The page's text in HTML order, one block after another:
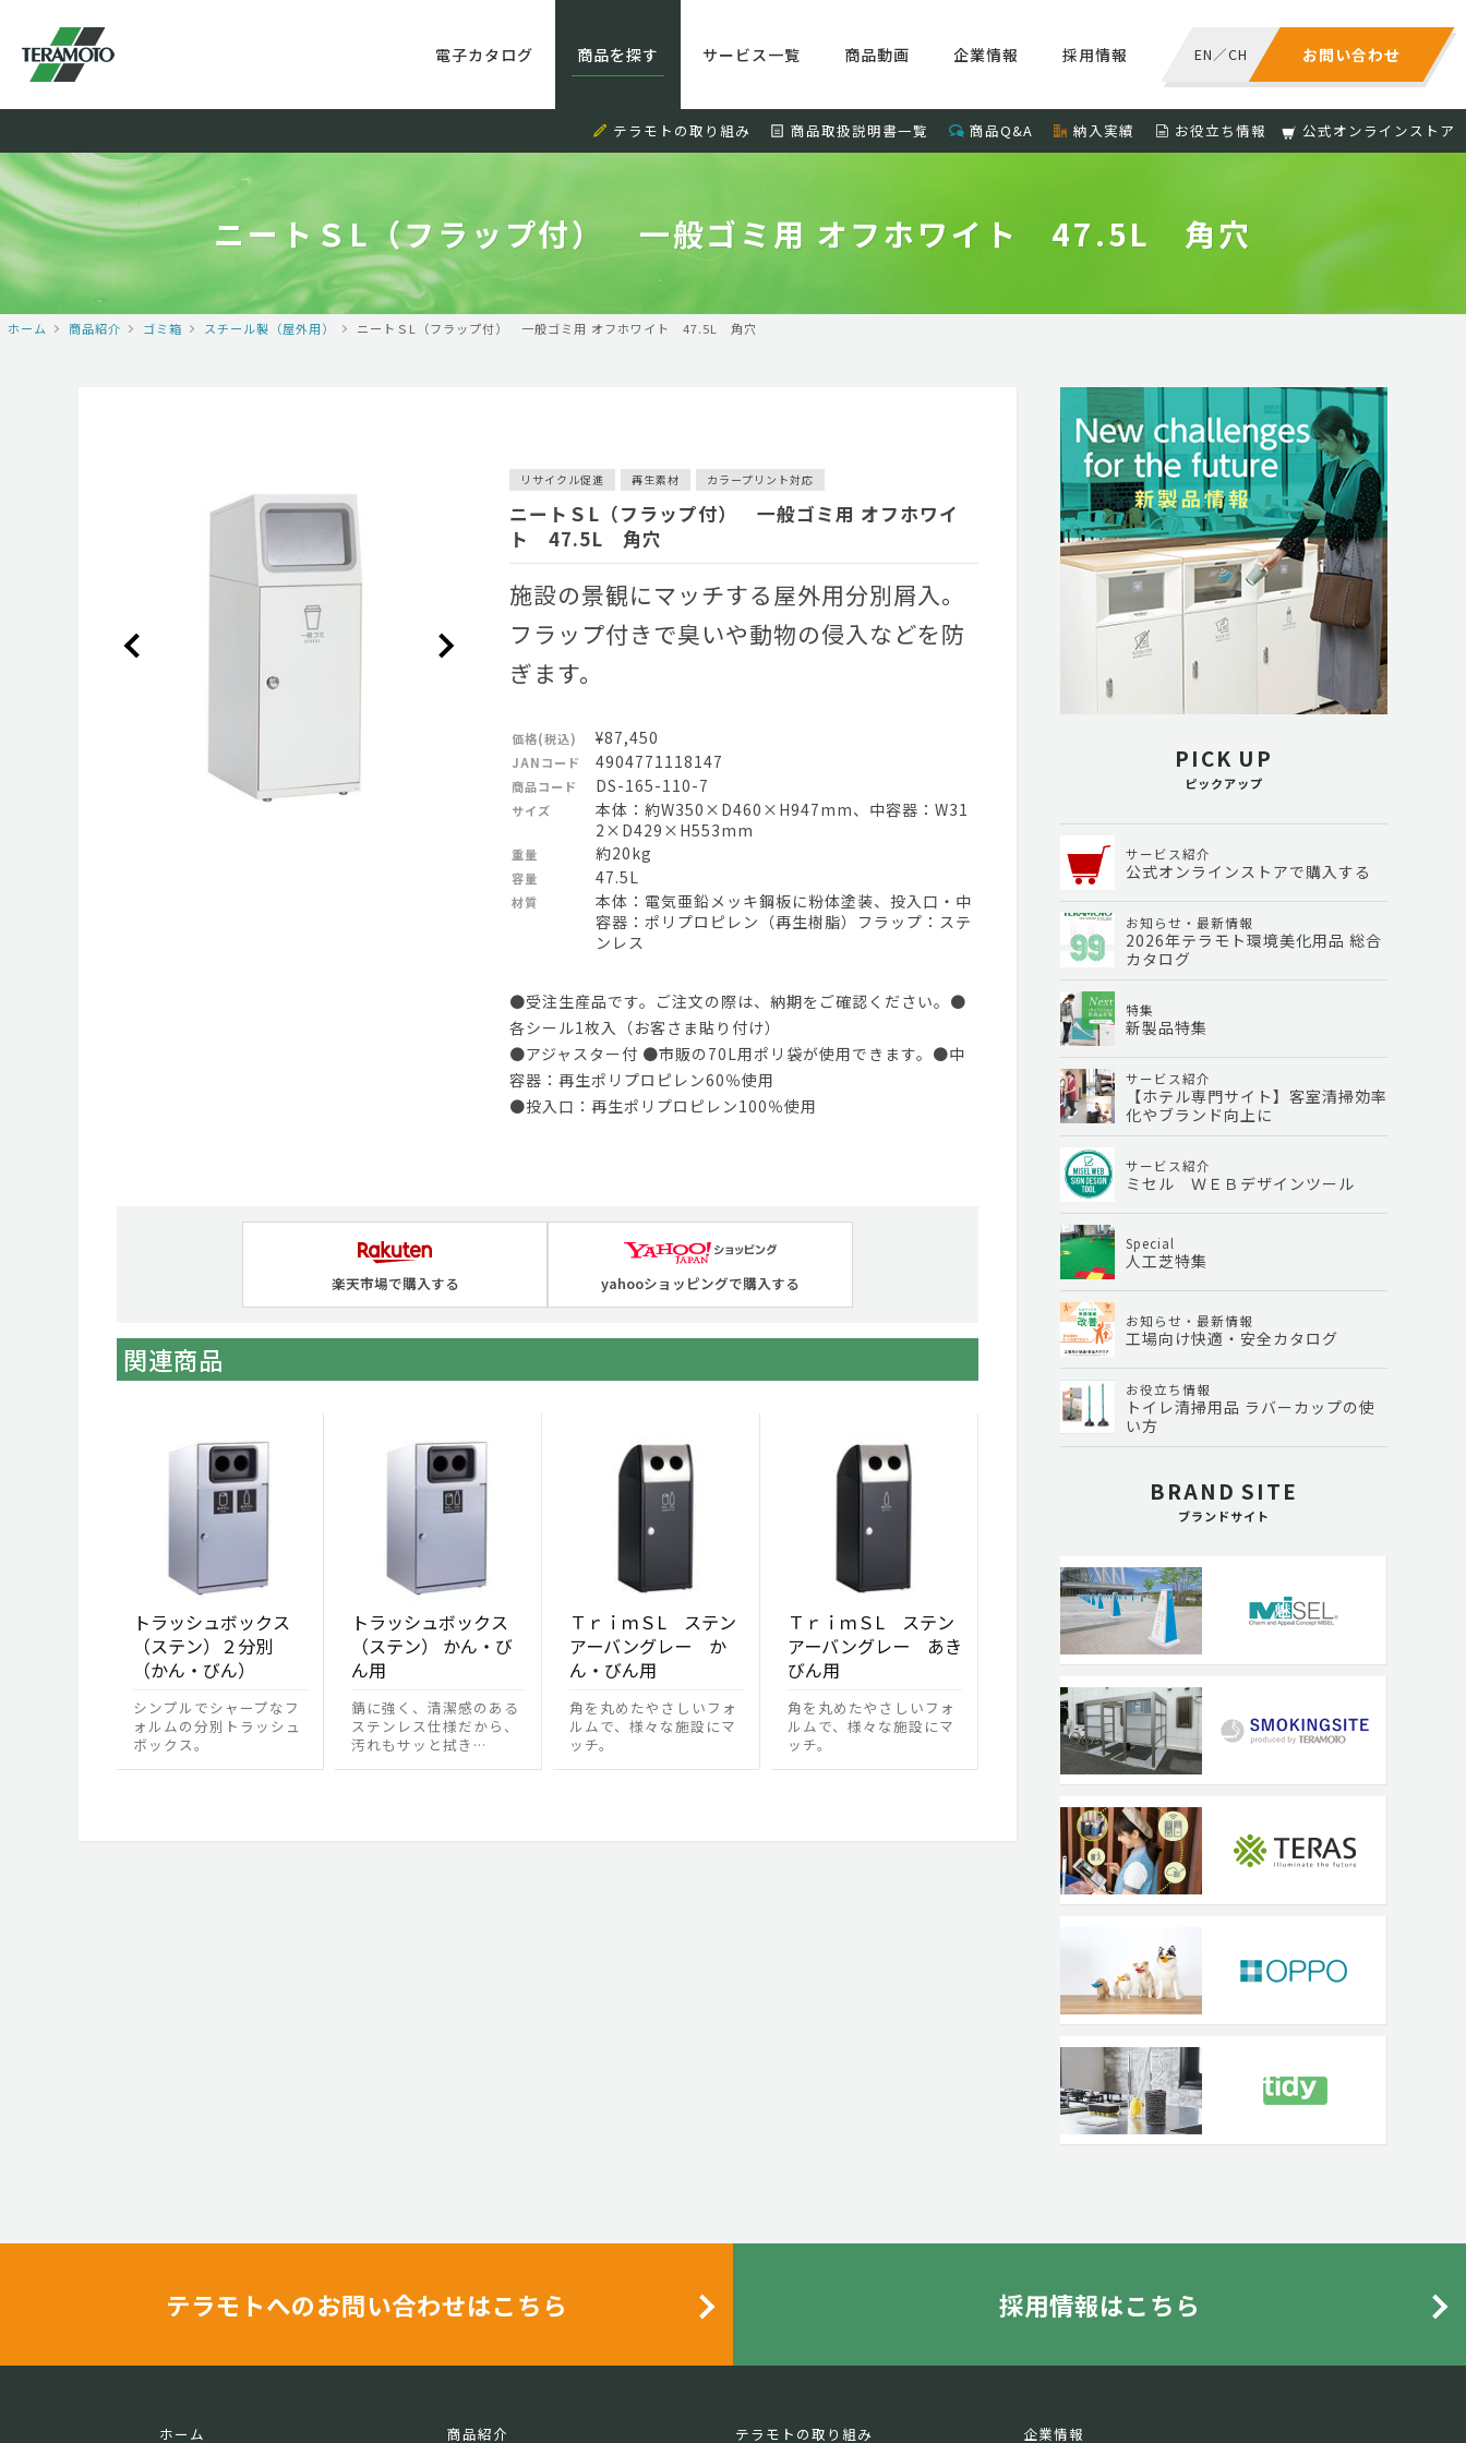
お問い合わせ
EN／CH
電子カタログ 商品を探す サービス一覧 商品動画 企業情報 採用情報
テラモトの取り組み 商品取扱説明書一覧 商品Q&A 納入実績 お役立ち情報 公式オンラインストア
ニートＳL（フラップ付） 一般ゴミ用 オフホワイト 47.5L 角穴
ホーム 商品紹介 ゴミ箱 スチール製（屋外用） ニートＳL（フラップ付） 一般ゴミ用 オフホワイト 47.5L 角穴
リサイクル促進 再生素材 カラープリント対応
ニートＳL（フラップ付） 一般ゴミ用 オフホワイ
ト 47.5L 角穴
施設の景観にマッチする屋外用分別屑入。
フラップ付きで臭いや動物の侵入などを防
ぎます。
価格(税込) ¥87,450
JANコード 4904771118147
商品コード DS-165-110-7
サイズ
本体：約W350×D460×H947mm、中容器：W31
2×D429×H553mm
重量 約20kg
容量 47.5L
材質
本体：電気亜鉛メッキ鋼板に粉体塗装、投入口・中
容器：ポリプロピレン（再生樹脂）フラップ：ステ
ンレス
●受注生産品です。ご注文の際は、納期をご確認ください。●
各シール1枚入（お客さま貼り付け）
●アジャスター付 ●市販の70L用ポリ袋が使用できます。●中
容器：再生ポリプロピレン60％使用
●投入口：再生ポリプロピレン100％使用
楽天市場で購入する yahooショッピングで購入する
関連商品
トラッシュボックス
（ステン）２分別
（かん・びん）
シンプルでシャープなフ
ォルムの分別トラッシュ
ボックス。
トラッシュボックス
（ステン） かん・び
ん用
錆に強く、清潔感のある
ステンレス仕様だから、
汚れもサッと拭き…
ＴｒｉｍＳL ステン
アーバングレー か
ん・びん用
角を丸めたやさしいフォ
ルムで、様々な施設にマ
ッチ。
ＴｒｉｍＳL ステン
アーバングレー あき
びん用
角を丸めたやさしいフォ
ルムで、様々な施設にマ
ッチ。
PICK UP
ピックアップ
サービス紹介
公式オンラインストアで購入する
お知らせ・最新情報
2026年テラモト環境美化用品 総合
カタログ
特集
新製品特集
サービス紹介
【ホテル専門サイト】客室清掃効率
化やブランド向上に
サービス紹介
ミセル ＷＥＢデザインツール
Special
人工芝特集
お知らせ・最新情報
工場向け快適・安全カタログ
お役立ち情報
トイレ清掃用品 ラバーカップの使
い方
BRAND SITE
ブランドサイト
テラモトへのお問い合わせはこちら 採用情報はこちら
ホーム 商品紹介 テラモトの取り組み 企業情報